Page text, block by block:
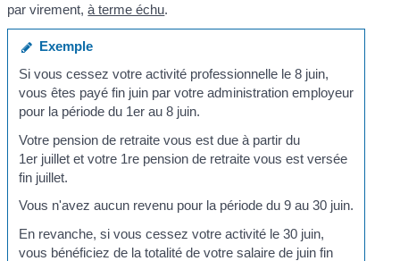
par virement,à terme échu.
Exemple
Si vous cessez votre activité professionnelle le 8 juin,
vous êtes payé fin juin par votre administration employeur
pour la période du 1erau 8 juin.
Votre pension de retraite vous est due à partir du
1erjuillet et votre 1repension de retraite vous est versée
fin juillet.
Vous n'avez aucun revenu pour la période du 9 au 30 juin.
En revanche, si vous cessez votre activité le 30 juin,
vous bénéficiez de la totalité de votre salaire de juin fin